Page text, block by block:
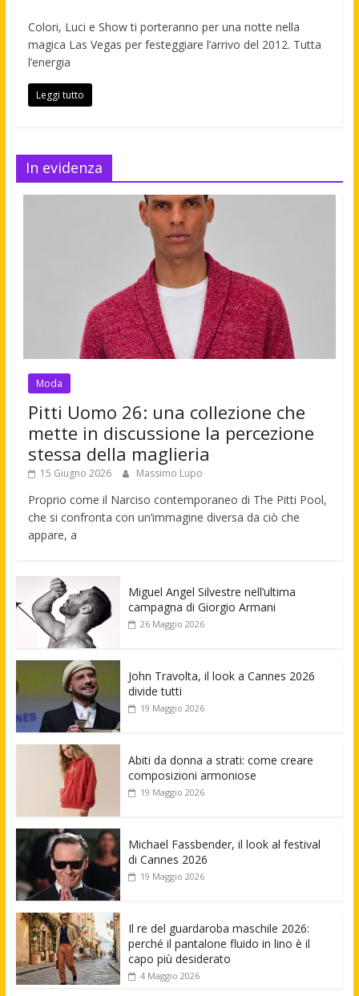
Colori, Luci e Show ti porteranno per una notte nella
magica Las Vegas per festeggiare l’arrivo del 2012. Tutta
l’energia
Leggi tutto
In evidenza
Moda
Pitti Uomo 26: una collezione che
mette in discussione la percezione
stessa della maglieria
15 Giugno 2026 Massimo Lupo
Proprio come il Narciso contemporaneo di The Pitti Pool,
che si confronta con un’immagine diversa da ciò che
appare, a
Miguel Angel Silvestre nell’ultima
campagna di Giorgio Armani
26 Maggio 2026
John Travolta, il look a Cannes 2026
divide tutti
19 Maggio 2026
Abiti da donna a strati: come creare
composizioni armoniose
19 Maggio 2026
Michael Fassbender, il look al festival
di Cannes 2026
19 Maggio 2026
Il re del guardaroba maschile 2026:
perché il pantalone fluido in lino è il
capo più desiderato
4 Maggio 2026